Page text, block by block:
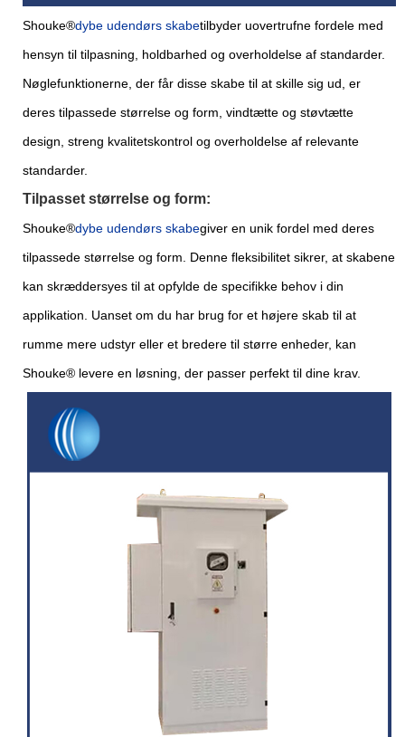
Shouke®dybe udendørs skabetilbyder uovertrufne fordele med
hensyn til tilpasning, holdbarhed og overholdelse af standarder.
Nøglefunktionerne, der får disse skabe til at skille sig ud, er
deres tilpassede størrelse og form, vindtætte og støvtætte
design, streng kvalitetskontrol og overholdelse af relevante
standarder.
Tilpasset størrelse og form:
Shouke®dybe udendørs skabegiver en unik fordel med deres
tilpassede størrelse og form. Denne fleksibilitet sikrer, at skabene
kan skræddersyes til at opfylde de specifikke behov i din
applikation. Uanset om du har brug for et højere skab til at
rumme mere udstyr eller et bredere til større enheder, kan
Shouke® levere en løsning, der passer perfekt til dine krav.